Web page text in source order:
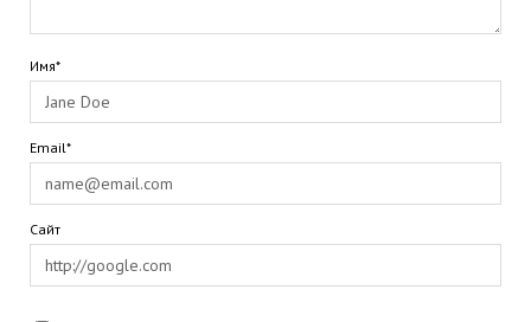
Имя*
Email*
Сайт